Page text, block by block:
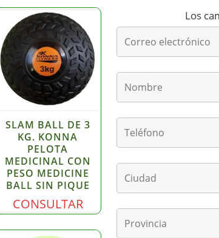
SLAM BALL DE 3
KG. KONNA
PELOTA
MEDICINAL CON
PESO MEDICINE
BALL SIN PIQUE
CONSULTAR
Los